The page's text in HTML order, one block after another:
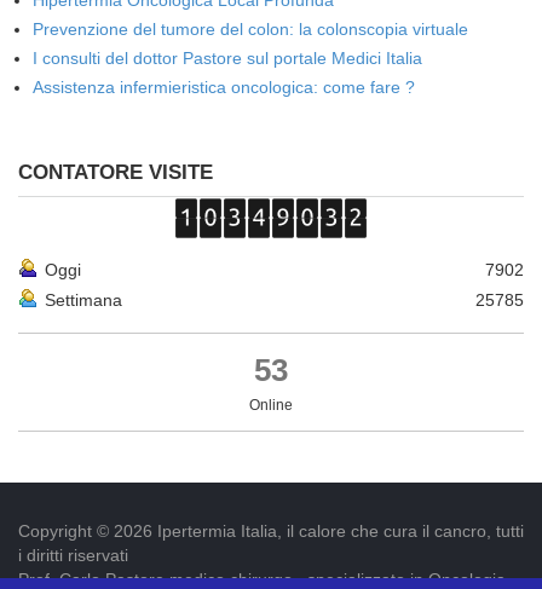
Prevenzione del tumore del colon: la colonscopia virtuale
I consulti del dottor Pastore sul portale Medici Italia
Assistenza infermieristica oncologica: come fare ?
CONTATORE VISITE
Oggi
7902
Settimana
25785
53
Online
Copyright © 2026 Ipertermia Italia, il calore che cura il cancro, tutti
i diritti riservati
Prof. Carlo Pastore medico chirurgo , specializzato in Oncologia.